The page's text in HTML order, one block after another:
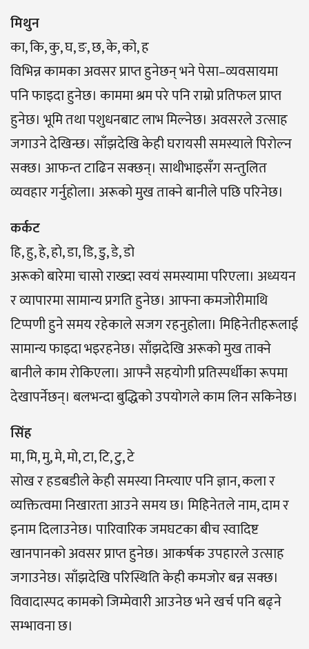
मिथुन
का, कि, कु, घ, ङ, छ, के, को, ह
विभिन्न कामका अवसर प्राप्त हुनेछन् भने पेसा–व्यवसायमा
पनि फाइदा हुनेछ। काममा श्रम परे पनि राम्रो प्रतिफल प्राप्त
हुनेछ। भूमि तथा पशुधनबाट लाभ मिल्नेछ। अवसरले उत्साह
जगाउने देखिन्छ। साँझदेखि केही घरायसी समस्याले पिरोल्न
सक्छ। आफन्त टाढिन सक्छन्। साथीभाइसँग सन्तुलित
व्यवहार गर्नुहोला। अरूको मुख ताक्ने बानीले पछि परिनेछ।
कर्कट
हि, हु, हे, हो, डा, डि, डु, डे, डो
अरूको बारेमा चासो राख्दा स्वयं समस्यामा परिएला। अध्ययन
र व्यापारमा सामान्य प्रगति हुनेछ। आफ्ना कमजोरीमाथि
टिप्पणी हुने समय रहेकाले सजग रहनुहोला। मिहिनेतीहरूलाई
सामान्य फाइदा भइरहनेछ। साँझदेखि अरूको मुख ताक्ने
बानीले काम राेकिएला। आफ्नै सहयाेगी प्रतिस्पर्धीका रूपमा
देखापर्नेछन्। बलभन्दा बुद्धिको उपयोगले काम लिन सकिनेछ।
सिंह
मा, मि, मु, मे, मो, टा, टि, टु, टे
सोख र हडबडीले केही समस्या निम्त्याए पनि ज्ञान, कला र
व्यक्तित्वमा निखारता आउने समय छ। मिहिनेतले नाम, दाम र
इनाम दिलाउनेछ। पारिवारिक जमघटका बीच स्वादिष्ट
खानपानको अवसर प्राप्त हुनेछ। आकर्षक उपहारले उत्साह
जगाउनेछ। साँझदेखि परिस्थिति केही कमजोर बन्न सक्छ।
विवादास्पद कामको जिम्मेवारी आउनेछ भने खर्च पनि बढ्ने
सम्भावना छ।